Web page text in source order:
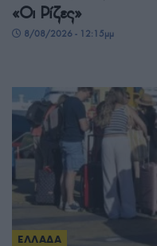
«Οι Ρίζες»
8/08/2026 - 12:15μμ
ΕΛΛΑΔΑ